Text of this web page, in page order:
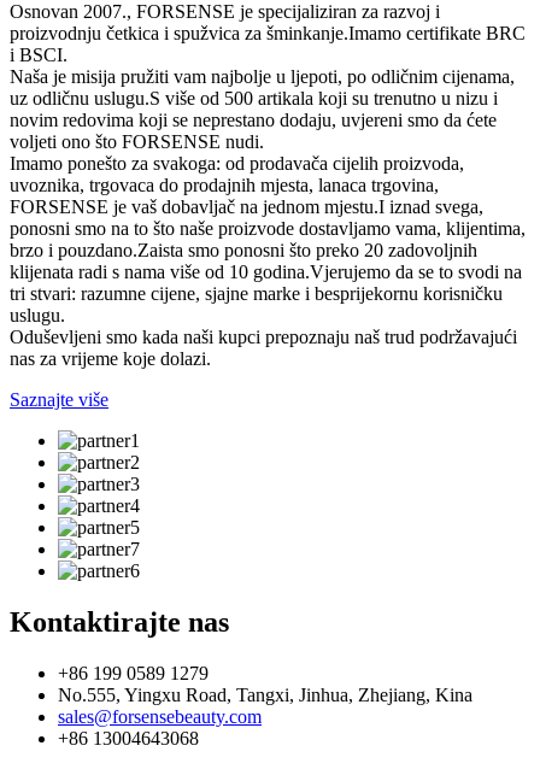
Osnovan 2007., FORSENSE je specijaliziran za razvoj i
proizvodnju četkica i spužvica za šminkanje.Imamo certifikate BRC
i BSCI.
Naša je misija pružiti vam najbolje u ljepoti, po odličnim cijenama,
uz odličnu uslugu.S više od 500 artikala koji su trenutno u nizu i
novim redovima koji se neprestano dodaju, uvjereni smo da ćete
voljeti ono što FORSENSE nudi.
Imamo ponešto za svakoga: od prodavača cijelih proizvoda,
uvoznika, trgovaca do prodajnih mjesta, lanaca trgovina,
FORSENSE je vaš dobavljač na jednom mjestu.I iznad svega,
ponosni smo na to što naše proizvode dostavljamo vama, klijentima,
brzo i pouzdano.Zaista smo ponosni što preko 20 zadovoljnih
klijenata radi s nama više od 10 godina.Vjerujemo da se to svodi na
tri stvari: razumne cijene, sjajne marke i besprijekornu korisničku
uslugu.
Oduševljeni smo kada naši kupci prepoznaju naš trud podržavajući
nas za vrijeme koje dolazi.
Saznajte više
Kontaktirajte nas
+86 199 0589 1279
No.555, Yingxu Road, Tangxi, Jinhua, Zhejiang, Kina
sales@forsensebeauty.com
+86 13004643068